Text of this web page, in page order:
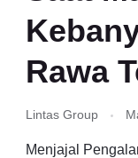
Rawa
Lintas Group
Menjajal